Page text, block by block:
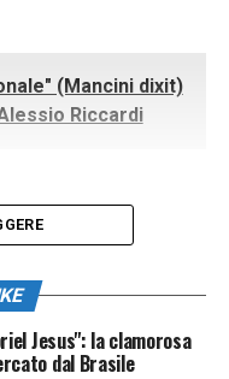
(Mancini dixit)
Riccardi
Jesus": la clamorosa
dal Brasile